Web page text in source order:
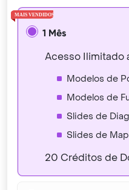
1 Mês
Acesso Ilimitado
Modelos de
Modelos de
Slides de
Slides de
20 Créditos de